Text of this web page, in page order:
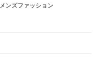
メンズファッション